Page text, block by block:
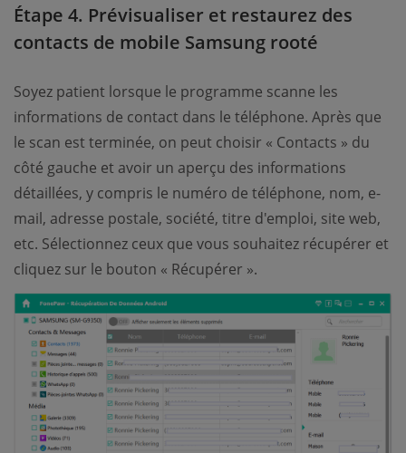
Étape 4. Prévisualiser et restaurez des
contacts de mobile Samsung rooté
Soyez patient lorsque le programme scanne les
informations de contact dans le téléphone. Après que
le scan est terminée, on peut choisir « Contacts » du
côté gauche et avoir un aperçu des informations
détaillées, y compris le numéro de téléphone, nom, e-
mail, adresse postale, société, titre d'emploi, site web,
etc. Sélectionnez ceux que vous souhaitez récupérer et
cliquez sur le bouton « Récupérer ».